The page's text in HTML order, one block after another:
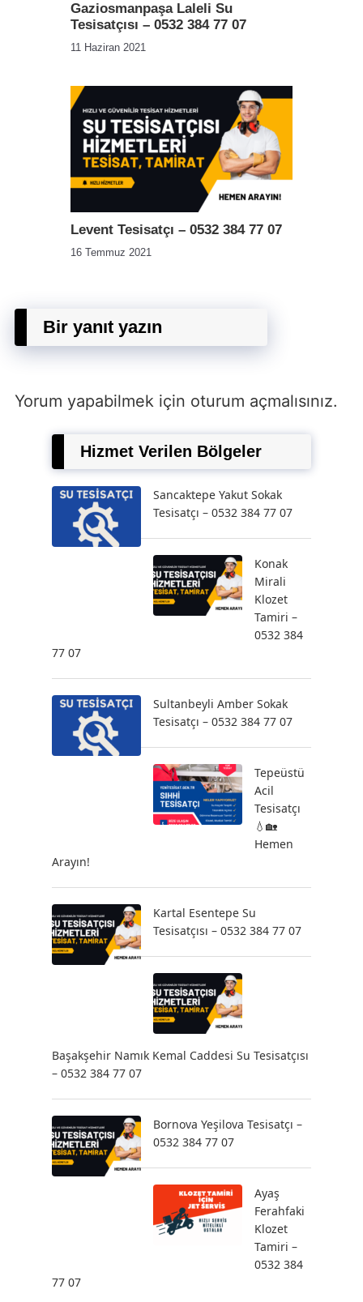
Gaziosmanpaşa Laleli Su
Tesisatçısı – 0532 384 77 07
11 Haziran 2021
Levent Tesisatçı – 0532 384 77 07
16 Temmuz 2021
Bir yanıt yazın
Yorum yapabilmek için oturum açmalısınız.
Hizmet Verilen Bölgeler
Sancaktepe Yakut Sokak
Tesisatçı – 0532 384 77 07
Konak
Mirali
Klozet
Tamiri –
0532 384
77 07
Sultanbeyli Amber Sokak
Tesisatçı – 0532 384 77 07
Tepeüstü
Acil
Tesisatçı
💧🏡
Hemen
Arayın!
Kartal Esentepe Su
Tesisatçısı – 0532 384 77 07
Başakşehir Namık Kemal Caddesi Su Tesisatçısı
– 0532 384 77 07
Bornova Yeşilova Tesisatçı –
0532 384 77 07
Ayaş
Ferahfaki
Klozet
Tamiri –
0532 384
77 07